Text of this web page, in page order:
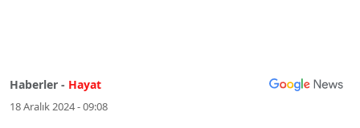
Haberler - Hayat
18 Aralık 2024 - 09:08